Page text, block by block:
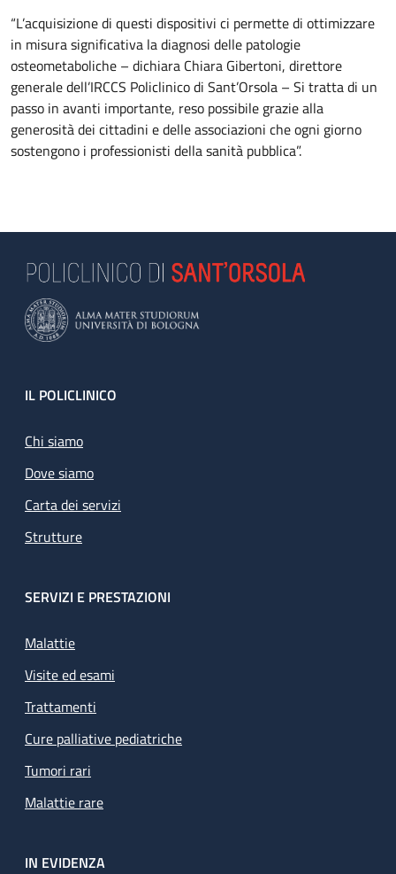
“L’acquisizione di questi dispositivi ci permette di ottimizzare
in misura significativa la diagnosi delle patologie
osteometaboliche – dichiara Chiara Gibertoni, direttore
generale dell’IRCCS Policlinico di Sant’Orsola – Si tratta di un
passo in avanti importante, reso possibile grazie alla
generosità dei cittadini e delle associazioni che ogni giorno
sostengono i professionisti della sanità pubblica”.
Footer
IL POLICLINICO
Chi siamo
Dove siamo
Carta dei servizi
Strutture
SERVIZI E PRESTAZIONI
Malattie
Visite ed esami
Trattamenti
Cure palliative pediatriche
Tumori rari
Malattie rare
IN EVIDENZA